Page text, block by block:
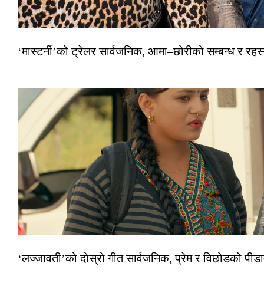
‘मास्टर्नी’को ट्रेलर सार्वजनिक, आमा–छोरीको सम्बन्ध र
‘लज्जावती’को दोस्रो गीत सार्वजनिक, प्रेम र विछोडको